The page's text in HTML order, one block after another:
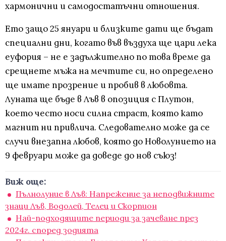
хармонични и самодостатъчни отношения.
Ето защо 25 януари и близките дати ще бъдат
специални дни, когато във въздуха ще цари лека
еуфория – не е задължително по това време да
срещнете мъжа на мечтите си, но определено
ще имате прозрение и пробив в любовта.
Луната ще бъде в Лъв в опозиция с Плутон,
което често носи силна страст, която като
магнит ни привлича. Следователно може да се
случи внезапна любов, която до Новолунието на
9 февруари може да доведе до нов съюз!
Виж още:
Пълнолуние в Лъв: Напрежение за неподвижните
знаци Лъв, Водолей, Телец и Скорпион
Най-подходящите периоди за зачеване през
2024г. според зодията